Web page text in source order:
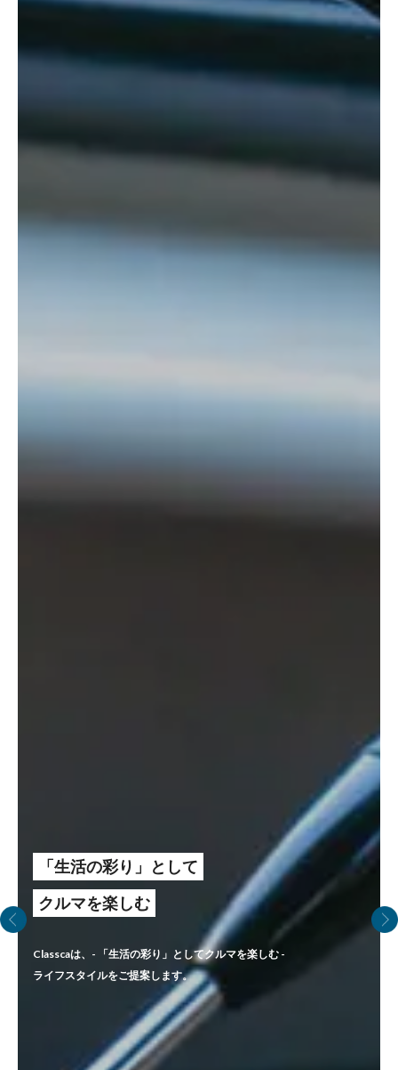
「生活の彩り」として
クルマを楽しむ
Classcaは、- 「生活の彩り」としてクルマを楽しむ -
ライフスタイルをご提案します。